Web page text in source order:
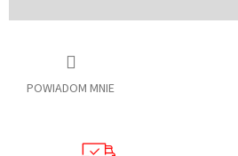
POWIADOM MNIE